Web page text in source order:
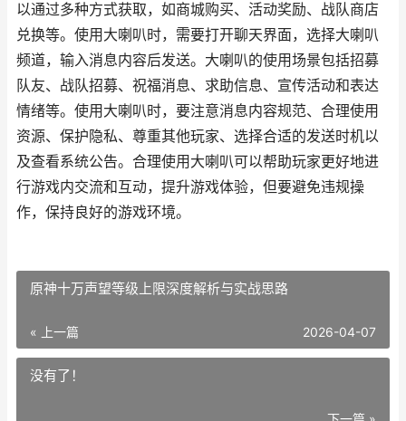
以通过多种方式获取，如商城购买、活动奖励、战队商店
兑换等。使用大喇叭时，需要打开聊天界面，选择大喇叭
频道，输入消息内容后发送。大喇叭的使用场景包括招募
队友、战队招募、祝福消息、求助信息、宣传活动和表达
情绪等。使用大喇叭时，要注意消息内容规范、合理使用
资源、保护隐私、尊重其他玩家、选择合适的发送时机以
及查看系统公告。合理使用大喇叭可以帮助玩家更好地进
行游戏内交流和互动，提升游戏体验，但要避免违规操
作，保持良好的游戏环境。
原神十万声望等级上限深度解析与实战思路
« 上一篇 2026-04-07
没有了！